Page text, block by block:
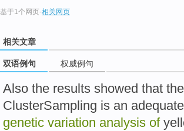
基于1个网页-相关网页
相关文章
双语例句 权威例句
Also the results showed that
ClusterSampling is an adequate
genetic variation analysis of